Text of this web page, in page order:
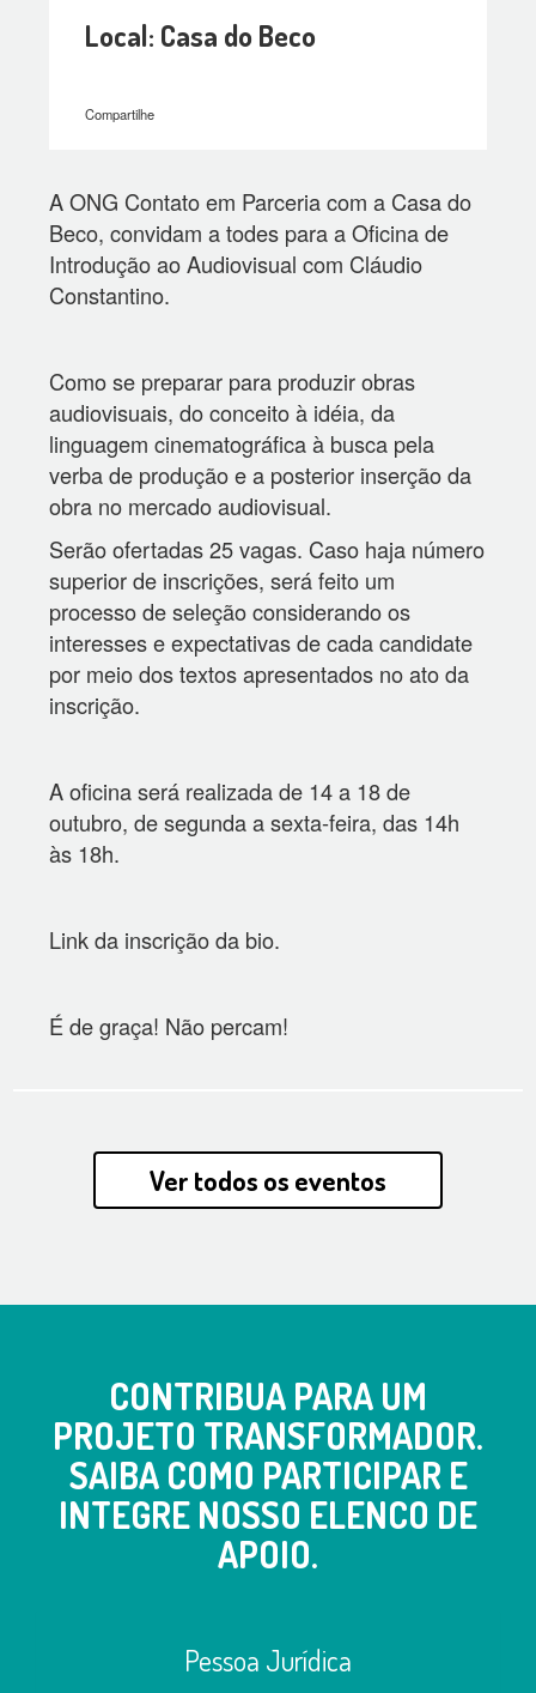
Local: Casa do Beco
Compartilhe
A ONG Contato em Parceria com a Casa do
Beco, convidam a todes para a Oficina de
Introdução ao Audiovisual com Cláudio
Constantino.
Como se preparar para produzir obras
audiovisuais, do conceito à idéia, da
linguagem cinematográfica à busca pela
verba de produção e a posterior inserção da
obra no mercado audiovisual.
Serão ofertadas 25 vagas. Caso haja número
superior de inscrições, será feito um
processo de seleção considerando os
interesses e expectativas de cada candidate
por meio dos textos apresentados no ato da
inscrição.
A oficina será realizada de 14 a 18 de
outubro, de segunda a sexta-feira, das 14h
às 18h.
Link da inscrição da bio.
É de graça! Não percam!
Ver todos os eventos
CONTRIBUA PARA UM
PROJETO TRANSFORMADOR.
SAIBA COMO PARTICIPAR E
INTEGRE NOSSO ELENCO DE
APOIO.
Pessoa Jurídica